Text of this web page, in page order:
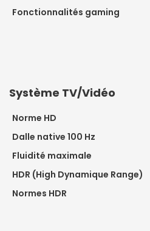
Fonctionnalités gaming
Système TV/Vidéo
Norme HD
Dalle native 100 Hz
Fluidité maximale
HDR (High Dynamique Range)
Normes HDR